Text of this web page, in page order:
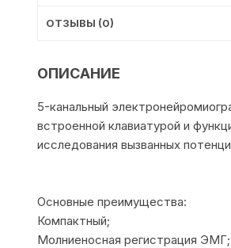
ОТЗЫВЫ (0)
ОПИСАНИЕ
5-канальный
встроенной клавиатурой и
исследования вызванных
Основные преимущества:
Компактный;
Молниеносная регистрация ЭМГ;